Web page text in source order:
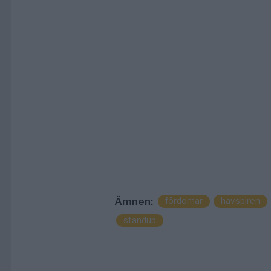
Ämnen: fördomar havspiren
standup